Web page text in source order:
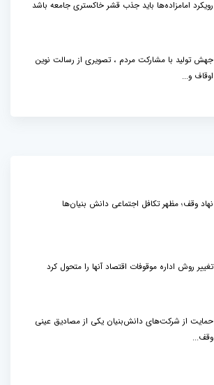
رویکرد امامزاده‌ها باید جذب قشر خاکستری جامعه باشد
جهش تولید با مشارکت مردم ، تصویری از رسالت نوین
اوقاف و...
نهاد وقف؛ مظهر تکافل اجتماعی دانش بنیان‌ها
تغییر روش اداره موقوفات اقتصاد آنها را متحول کرد
حمایت از شرکت‌های دانش‌بنیان یکی از مصادیق عینی
وقف...